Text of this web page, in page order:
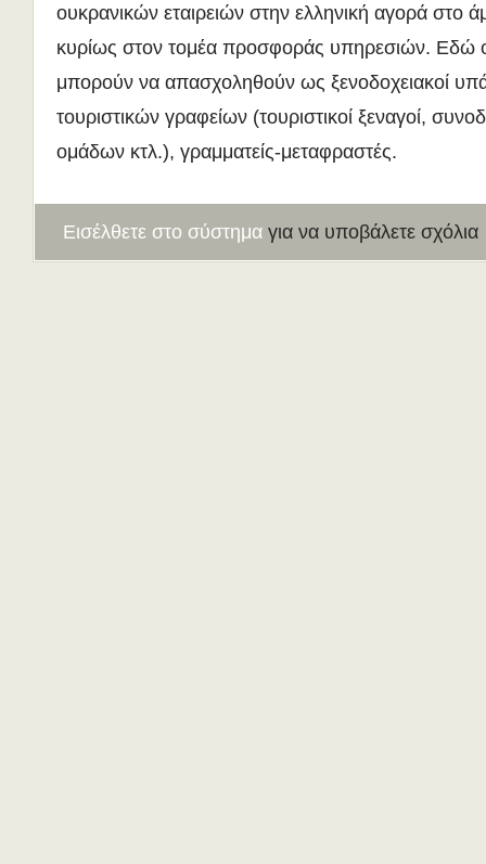
ουκρανικών εταιρειών στην ελληνική αγορά στο
κυρίως στον τομέα προσφοράς υπηρεσιών. Εδώ
μπορούν να απασχοληθούν ως ξενοδοχειακοί
τουριστικών γραφείων (τουριστικοί ξεναγοί,
ομάδων κτλ.), γραμματείς-μεταφραστές.
Εισέλθετε στο σύστημα για να υποβάλετε σχόλια